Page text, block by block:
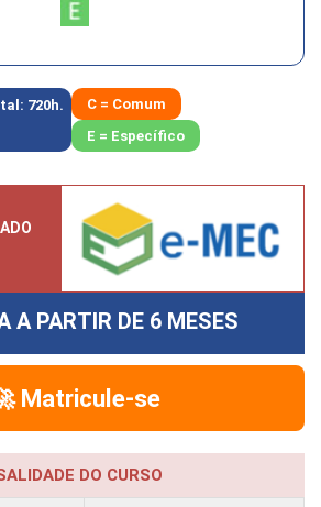
720h.
C = Comum
E = Específico
A PARTIR DE 6 MESES
Matricule-se
DO CURSO